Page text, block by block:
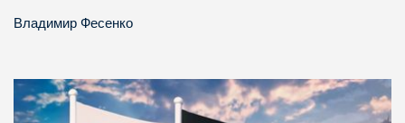
Владимир Фесенко